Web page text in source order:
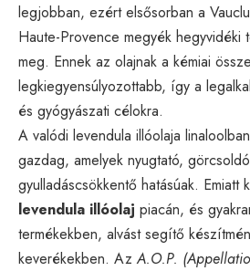
legjobban, ezért elsősorban a
Haute-Provence megyék hegyvidéki
meg. Ennek az olajnak a kémiai
legkiegyensúlyozottabb, így a
és gyógyászati célokra.
A valódi levendula illóolaja
gazdag, amelyek nyugtató,
gyulladáscsökkentő hatásúak. Emiatt
levendula illóolaj piacán, és
termékekben, alvást segítő
keverékekben. AzA.O.P.